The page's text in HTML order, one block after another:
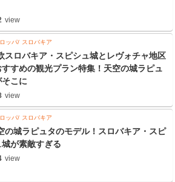
view
ッパ スロバキア
スロバキア・スピシュ城とレヴォチャ地区
すすめの観光プラン特集！天空の城ラピュ
そこに
view
ッパ スロバキア
の城ラピュタのモデル！スロバキア・スピ
城が素敵すぎる
view